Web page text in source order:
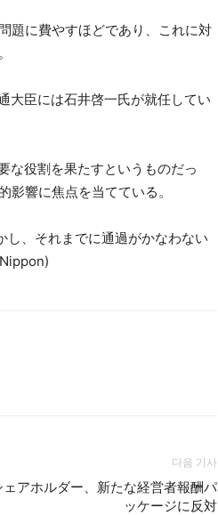
題に費やすほどであり、これに対
大臣には石井啓一氏が就任してい
な役割を果たすというものだっ
響に焦点を当てている。
、それまでに通過がかなわない
다음 기사
ェアホルダー、新たな経営者報酬パ
ッケージに反対